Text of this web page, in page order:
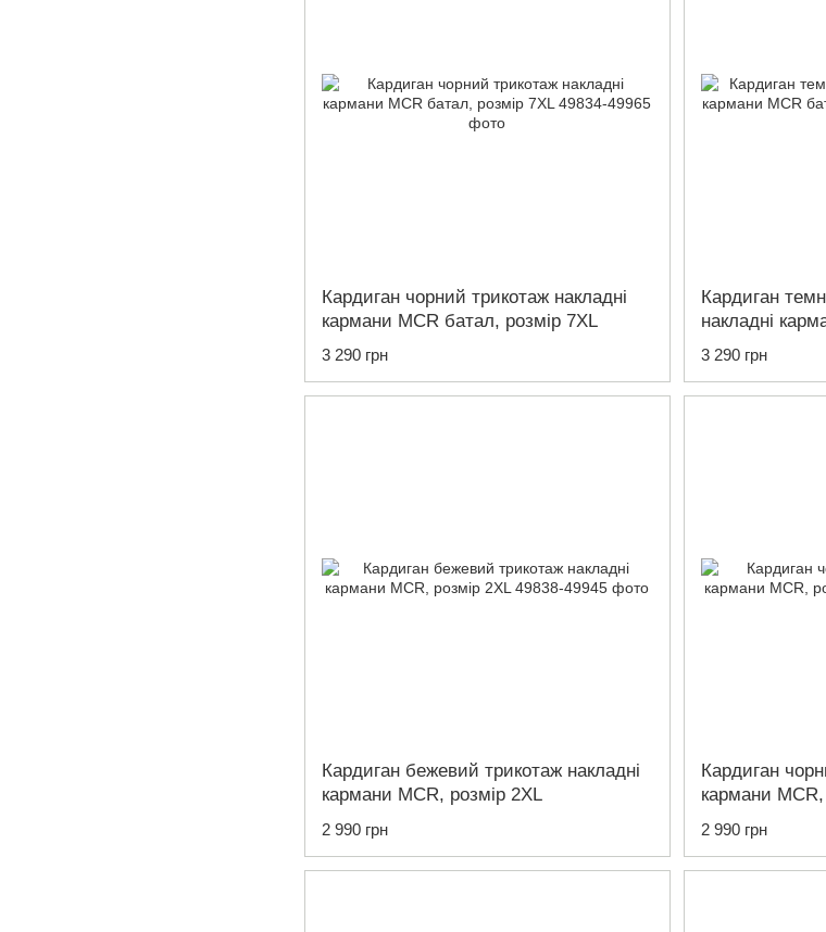
Кардиган чорний трикотаж накладні
кармани MCR батал, розмір 7XL
3 290 грн
Кардиган
накладні
7XL
3 290 грн
Кардиган бежевий трикотаж накладні
кармани MCR, розмір 2XL
2 990 грн
Кардиган
кармани
2 990 грн